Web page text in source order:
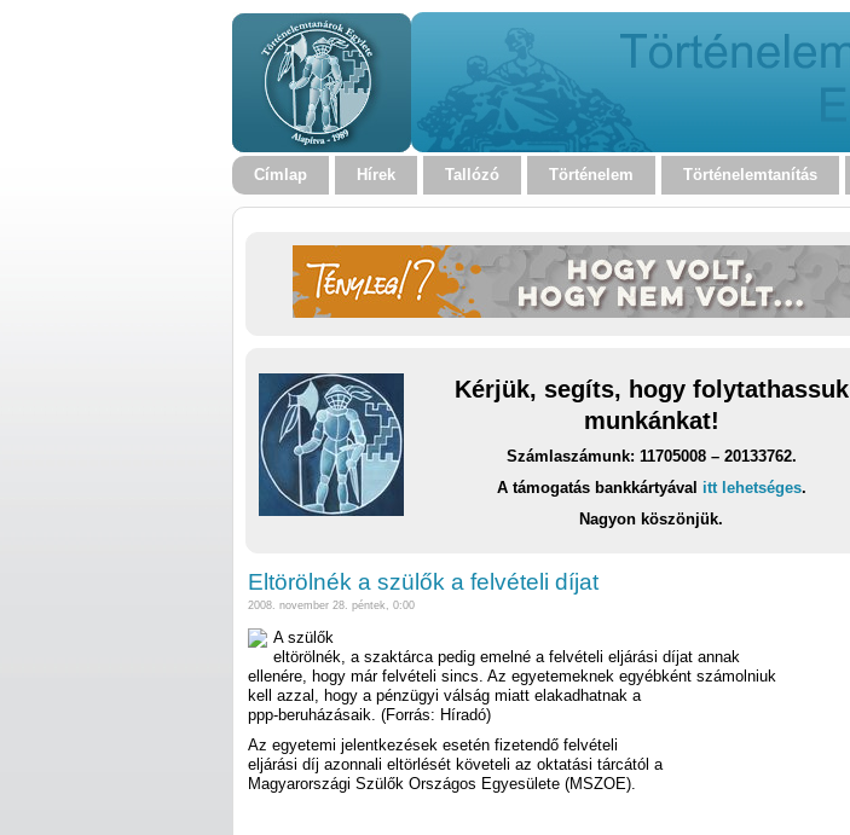
Címlap Hírek Tallózó Történelem Történelemtanítás
Kérjük, segíts, hogy folytathassuk
munkánkat!
Számlaszámunk: 11705008 – 20133762.
A támogatás bankkártyával itt lehetséges.
Nagyon köszönjük.
Eltörölnék a szülők a felvételi díjat
2008. november 28. péntek, 0:00
A szülők
eltörölnék, a szaktárca pedig emelné a felvételi eljárási díjat annak
ellenére, hogy már felvételi sincs. Az egyetemeknek egyébként számolniuk
kell azzal, hogy a pénzügyi válság miatt elakadhatnak a
ppp-beruházásaik. (Forrás: Híradó)
Az egyetemi jelentkezések esetén fizetendő felvételi
eljárási díj azonnali eltörlését követeli az oktatási tárcától a
Magyarországi Szülők Országos Egyesülete (MSZOE).